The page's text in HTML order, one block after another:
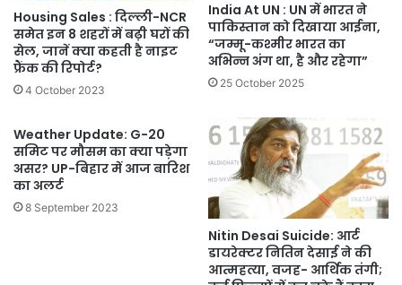
Housing Sales : दिल्ली-NCR
समेत इन 8 शहरों में बढ़ी घरों की
सेल, जानें क्या कहती है नाइट
फ्रैंक की रिपोर्ट?
4 October 2023
India At UN : UN में भारत ने
पाकिस्तान को दिखाया आईना,
“जम्मू-कश्मीर भारत का
अभिन्न अंग था, है और रहेगा”
25 October 2025
Weather Update: G-20
समिट पर मौसम का क्या पड़ेगा
असर? UP-बिहार में आज बारिश
का अलर्ट
8 September 2023
Nitin Desai Suicide: आर्ट
डायरेक्टर नितिन देसाई ने की
आत्महत्या, वजह- आर्थिक तंगी;